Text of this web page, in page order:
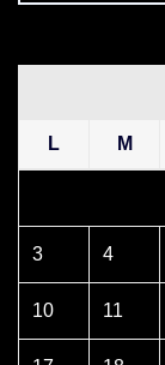
L M
3 4
10 11